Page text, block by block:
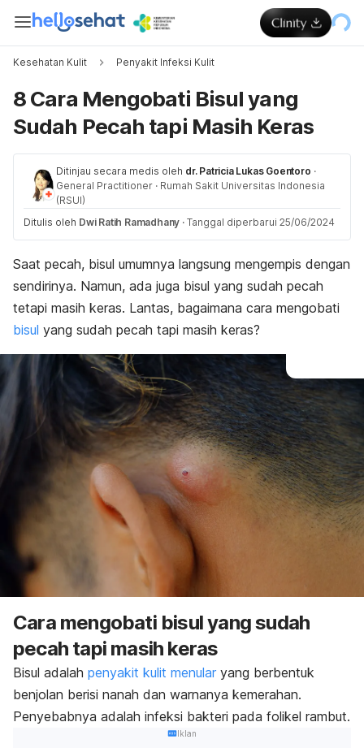
Kesehatan Kulit Penyakit Infeksi Kulit
8 Cara Mengobati Bisul yang
Sudah Pecah tapi Masih Keras
Ditinjau secara medis oleh dr. Patricia Lukas Goentoro ·
General Practitioner · Rumah Sakit Universitas Indonesia
(RSUI)
Ditulis oleh Dwi Ratih Ramadhany · Tanggal diperbarui 25/06/2024
Saat pecah, bisul umumnya langsung mengempis dengan
sendirinya. Namun, ada juga bisul yang sudah pecah
tetapi masih keras. Lantas, bagaimana cara mengobati
bisul yang sudah pecah tapi masih keras?
Cara mengobati bisul yang sudah
pecah tapi masih keras
Bisul adalah penyakit kulit menular yang berbentuk
benjolan berisi nanah dan warnanya kemerahan.
Penyebabnya adalah infeksi bakteri pada folikel rambut.
Iklan